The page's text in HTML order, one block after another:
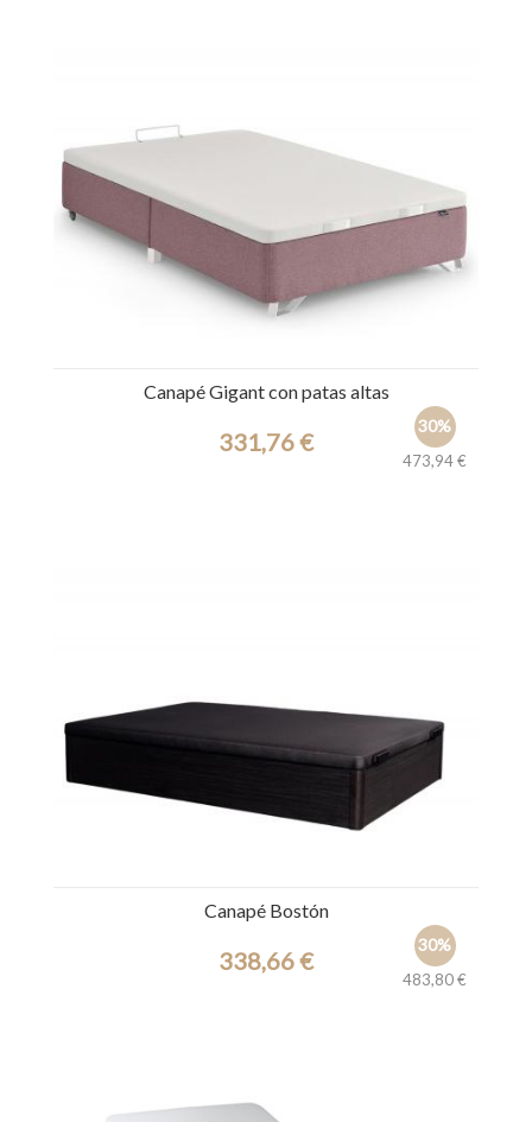
Canapé Gigant con patas altas
30%
473,94 €
331,76 €
Canapé Bostón
30%
483,80 €
338,66 €